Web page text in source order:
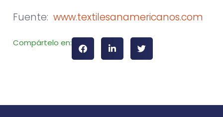
Fuente: www.textilesanamericanos.com
Compártelo en: